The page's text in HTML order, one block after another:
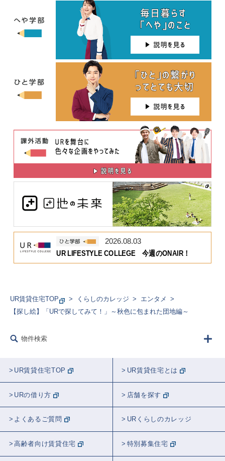
2026.08.03
UR LIFESTYLE COLLEGE 今週のONAIR！
UR賃貸住宅TOP くらしのカレッジ
エンタメ
【探し絵】「URで探してみて！」～秋色に包まれた団地編～
物件検索
UR賃貸住宅TOP UR賃貸住宅とは
URの借り方 店舗を探す
よくあるご質問 URくらしのカレッジ
高齢者向け賃貸住宅 特別募集住宅